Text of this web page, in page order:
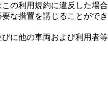
の利用規約に違反した場
な措置を講じることがで
に他の車両および利用者